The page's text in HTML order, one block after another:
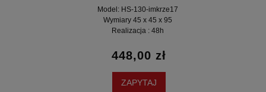
Model: HS-130-imkrze17
Wymiary 45 x 45 x 95
Realizacja : 48h
448,00 zł
ZAPYTAJ